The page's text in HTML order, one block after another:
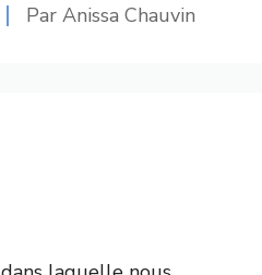
Par Anissa Chauvin